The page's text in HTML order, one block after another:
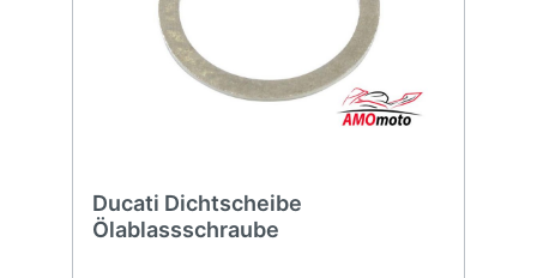
Ducati Dichtscheibe
Ölablassschraube